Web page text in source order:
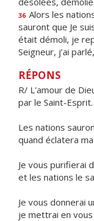
36 Alors les
sauront que Je
était démoli, je
Seigneur, j’ai
RÉPONS
R/ L'amour de
par le Saint-Esprit.
Les nations
quand éclatera
Je vous purifierai
et les nations le
Je vous donnerai
je mettrai en